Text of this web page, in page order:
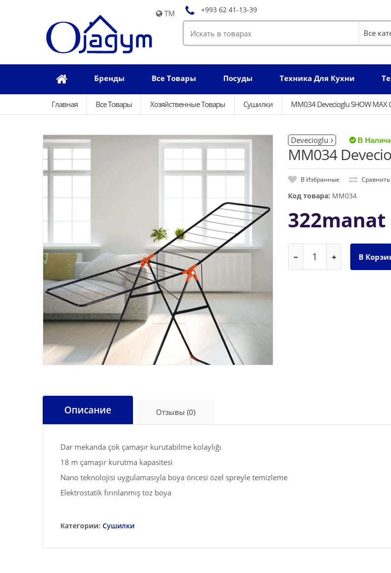
TM +993 62 41-13-39
Бренды Все Товары Посуды Техника Для Кухни
Главная Все Товары Хозяйственные Товары Сушилки MM034 Devecioglu SHOW MAX
Devecioglu
MM034
В Избранные Сравнить
Код товара: MM034
322manat
Описание Отзывы (0)
Dar mekanda çok çamaşır kurutabilme kolaylığı
18 m çamaşır kurutma kapasitesi
Nano teknolojisi uygulamasıyla boya öncesi özel spreyle temizleme
Elektrostatik fırınlanmış toz boya
Категории: Сушилки